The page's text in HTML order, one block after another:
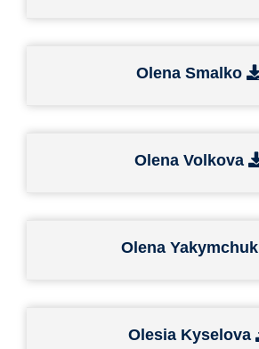
Olena Smalko
Olena Volkova
Olena Yakymchuk
Olesia Kyselova